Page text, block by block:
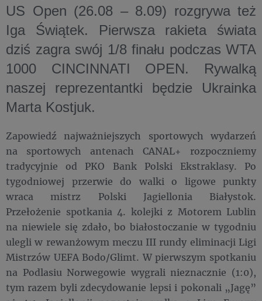
US Open (26.08 – 8.09) rozgrywa też
Iga Świątek. Pierwsza rakieta świata
dziś zagra swój 1/8 finału podczas WTA
1000 CINCINNATI OPEN. Rywalką
naszej reprezentantki będzie Ukrainka
Marta Kostjuk.
Zapowiedź najważniejszych sportowych wydarzeń
na sportowych antenach CANAL+ rozpoczniemy
tradycyjnie od PKO Bank Polski Ekstraklasy. Po
tygodniowej przerwie do walki o ligowe punkty
wraca mistrz Polski Jagiellonia Białystok.
Przełożenie spotkania 4. kolejki z Motorem Lublin
na niewiele się zdało, bo białostoczanie w tygodniu
ulegli w rewanżowym meczu III rundy eliminacji Ligi
Mistrzów UEFA Bodo/Glimt. W pierwszym spotkaniu
na Podlasiu Norwegowie wygrali nieznacznie (1:0),
tym razem byli zdecydowanie lepsi i pokonali „Jagę”